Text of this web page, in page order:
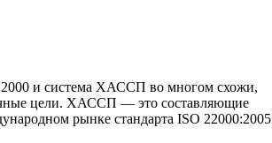
и система ХАССП во многом схожи,
цели. ХАССП — это составляющие
рынке стандарта ISO 22000:2005